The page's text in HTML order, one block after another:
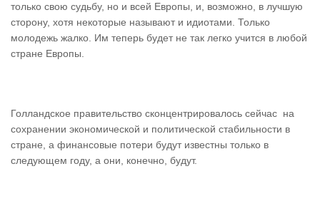
только свою судьбу, но и всей Европы, и, возможно, в лучшую
сторону, хотя некоторые называют и идиотами. Только
молодежь жалко. Им теперь будет не так легко учится в любой
стране Европы.
Голландское правительство сконцентрировалось сейчас на
сохранении экономической и политической стабильности в
стране, а финансовые потери будут известны только в
следующем году, а они, конечно, будут.